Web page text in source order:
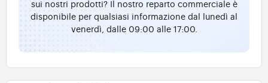
sui nostri prodotti? Il nostro reparto commerciale è
disponibile per qualsiasi informazione dal lunedì al
venerdì, dalle 09:00 alle 17:00.